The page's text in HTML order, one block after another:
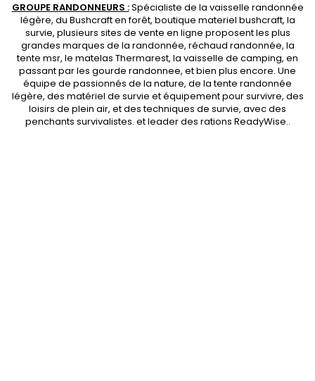
GROUPE RANDONNEURS :Spécialiste de la vaisselle randonnée
légère, du Bushcraft en forêt, boutique materiel bushcraft, la
survie, plusieurs sites de vente en ligne proposent les plus
grandes marques de la randonnée, réchaud randonnée, la
tente msr, le matelas Thermarest, la vaisselle de camping, en
passant par les gourde randonnee, et bien plus encore. Une
équipe de passionnés de la nature, de latente randonnée
légère, des matériel de survie et équipement pour survivre, des
loisirs de plein air, et des techniques de survie, avec des
penchants survivalistes. et leader des rations ReadyWise..